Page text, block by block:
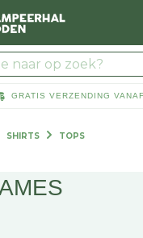
GRATIS VERZENDING
SHIRTS TOPS